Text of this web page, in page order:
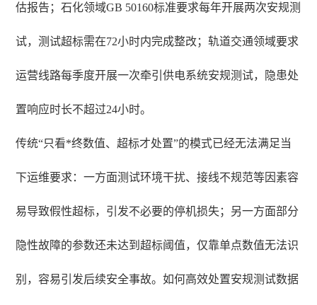
估报告；石化领域GB 50160标准要求每年开展两次安规测
试，测试超标需在72小时内完成整改；轨道交通领域要求
运营线路每季度开展一次牵引供电系统安规测试，隐患处
置响应时长不超过24小时。
传统“只看*终数值、超标才处置”的模式已经无法满足当
下运维要求：一方面测试环境干扰、接线不规范等因素容
易导致假性超标，引发不必要的停机损失；另一方面部分
隐性故障的参数还未达到超标阈值，仅靠单点数值无法识
别，容易引发后续安全事故。如何高效处置安规测试数据